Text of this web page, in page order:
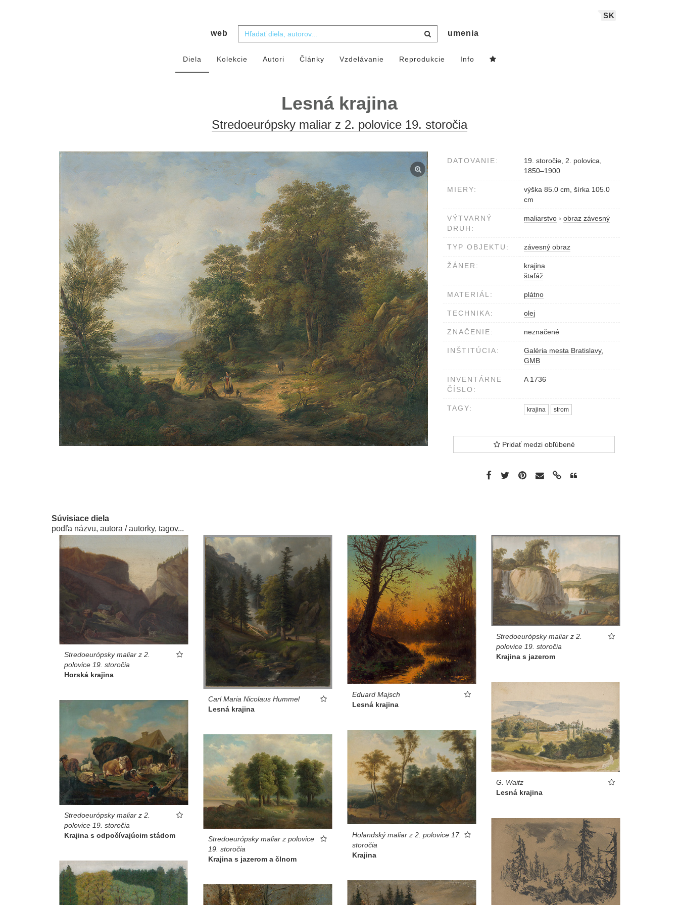
SK
web umenia
Diela Kolekcie Autori Články Vzdelávanie Reprodukcie Info
Lesná krajina
Stredoeurópsky maliar z 2. polovice 19. storočia
DATOVANIE:
19. storočie, 2. polovica,
1850–1900
MIERY:
výška 85.0 cm, šírka 105.0
cm
VÝTVARNÝ
DRUH:
maliarstvo › obraz závesný
TYP OBJEKTU: závesný obraz
ŽÁNER:
krajina
štafáž
MATERIÁL: plátno
TECHNIKA: olej
ZNAČENIE: neznačené
INŠTITÚCIA:
Galéria mesta Bratislavy,
GMB
INVENTÁRNE
ČÍSLO:
A 1736
TAGY: krajina strom
Pridať medzi obľúbené
Súvisiace diela
podľa názvu, autora / autorky, tagov...
Stredoeurópsky maliar z 2.
polovice 19. storočia
Horská krajina
Carl Maria Nicolaus Hummel
Lesná krajina
Eduard Majsch
Lesná krajina
Stredoeurópsky maliar z 2.
polovice 19. storočia
Krajina s jazerom
G. Waitz
Lesná krajina
Stredoeurópsky maliar z 2.
polovice 19. storočia
Krajina s odpočívajúcim stádom
Holandský maliar z 2. polovice 17.
storočia
Krajina
Stredoeurópsky maliar z polovice
19. storočia
Krajina s jazerom a člnom